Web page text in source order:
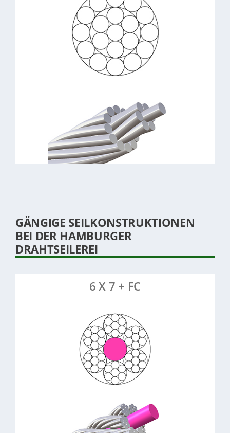
(0,3-10 mm)
Eigenschaften:
Steif, formstabil, glatte
Oberfläche
Anwendungsbeispiele:
Geländerseile,
Segelsport, Displaybau, Fassaden,
Sicherungstechnik
> Edelstahlseil 1×19
> Artikel anfragen
GÄNGIGE SEILKONSTRUKTIONEN
BEI DER HAMBURGER
DRAHTSEILEREI
6 X 7 + FC
: 6 Litzen à 7 Drähte, Fasereinlage
Durchmesser
: 1,5-8 mm
Material
: Stahl, verzinkt
Eigenschaften
: Flexibel, langlebig,
korrosionsbeständig
Anwendungsbeispiele
: Zug-, Hebe-,
Mehr erfahren >>